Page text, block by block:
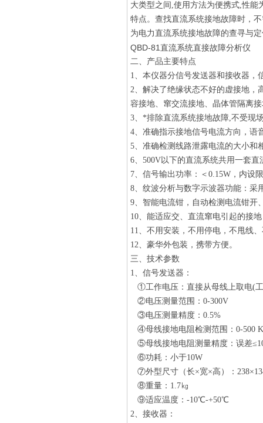
大类型之间,使用方法为便携式,性能
特点。查找直流系统接地故障时，
为电力直流系统接地故障的查寻与
QBD-81直流系统直接故障分析仪
二、产品主要特点
1、本仪器分信号发送器和接收器，
2、解决了绝缘状态不好的虚接地，
容接地、窜交流接地、晶体管隔离
3、*排除直流系统接地故障,不受现
4、准确指示接地信号电流方向，语
5、准确检测线路泄露电流的大小和
6、500V以下的直流系统共用一套
7、信号输出功率：＜0.15W，内设
8、纹波分析与数字示波器功能：采
9、智能电流钳，自动检测电流钳开
10、能适应交、直流窜电引起的接
11、不用安装，不用停电，不甩线
12、豪华外包装，携带方便。
三、技术参数
1、信号发送器：
①工作电压：直接从母线上取电(
②电压测量范围：0-300V
③电压测量精度：0.5%
④母线接地电阻检测范围：0-500
⑤母线接地电阻测量精度：误差
⑥功耗：小于10W
⑦外型尺寸（长×宽×高）：
⑧重量：1.7㎏
⑨适应温度：-10℃-+50℃
2、接收器：